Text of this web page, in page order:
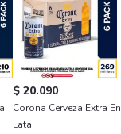
$ 20.090
Corona Cerveza Extra En
Lata